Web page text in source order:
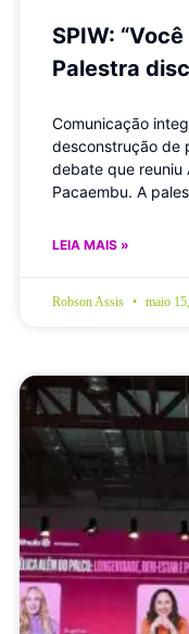
SPIW:
Palestra
Comunicação
desconstrução de
debate que reuniu
Pacaembu. A
LEIA MAIS »
Robson Assis maio